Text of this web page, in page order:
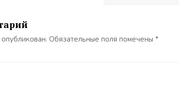
Обязательные поля помечены *